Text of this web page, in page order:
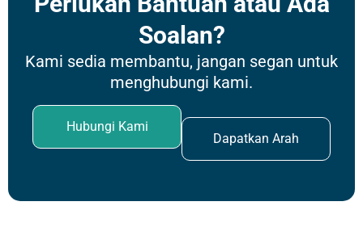
Soalan?
Kami sedia membantu, jangan segan untuk
menghubungi kami.
Hubungi Kami
Dapatkan Arah